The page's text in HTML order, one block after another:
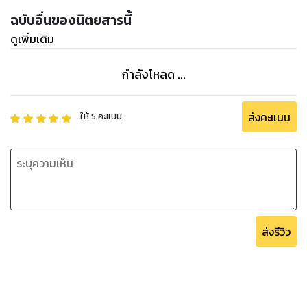
ฉบับอื่นของนิตยสารนี้
ดูเพิ่มเติม
กำลังโหลด ...
ให้5 คะแนน ส่งคะแนน
ส่งรีวิว